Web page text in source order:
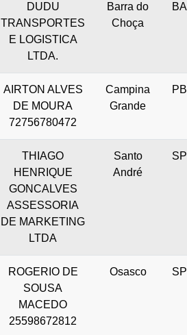
DUDU
TRANSPORTES
E LOGISTICA
LTDA.
Barra do
Choça
BA
AIRTON ALVES
DE MOURA
72756780472
Campina
Grande
PB
THIAGO
HENRIQUE
GONCALVES
ASSESSORIA
DE MARKETING
LTDA
Santo
André
SP
ROGERIO DE
SOUSA
MACEDO
25598672812
Osasco SP